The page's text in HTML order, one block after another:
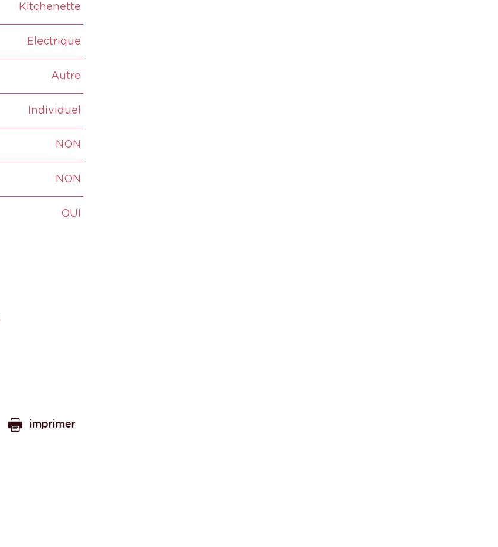
Kitchenette
Electrique
Autre
Individuel
NON
NON
OUI
imprimer